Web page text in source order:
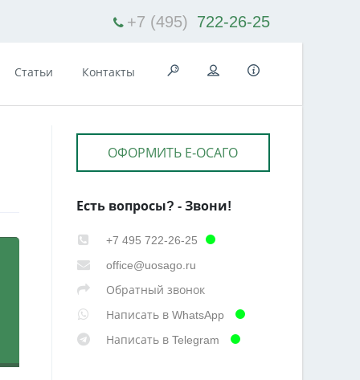
+7 (495) 722-26-25
Статьи Контакты
ОФОРМИТЬ Е-ОСАГО
Есть вопросы? - Звони!
+7 495 722-26-25
office@uosago.ru
Обратный звонок
Написать в WhatsApp
Написать в Telegram